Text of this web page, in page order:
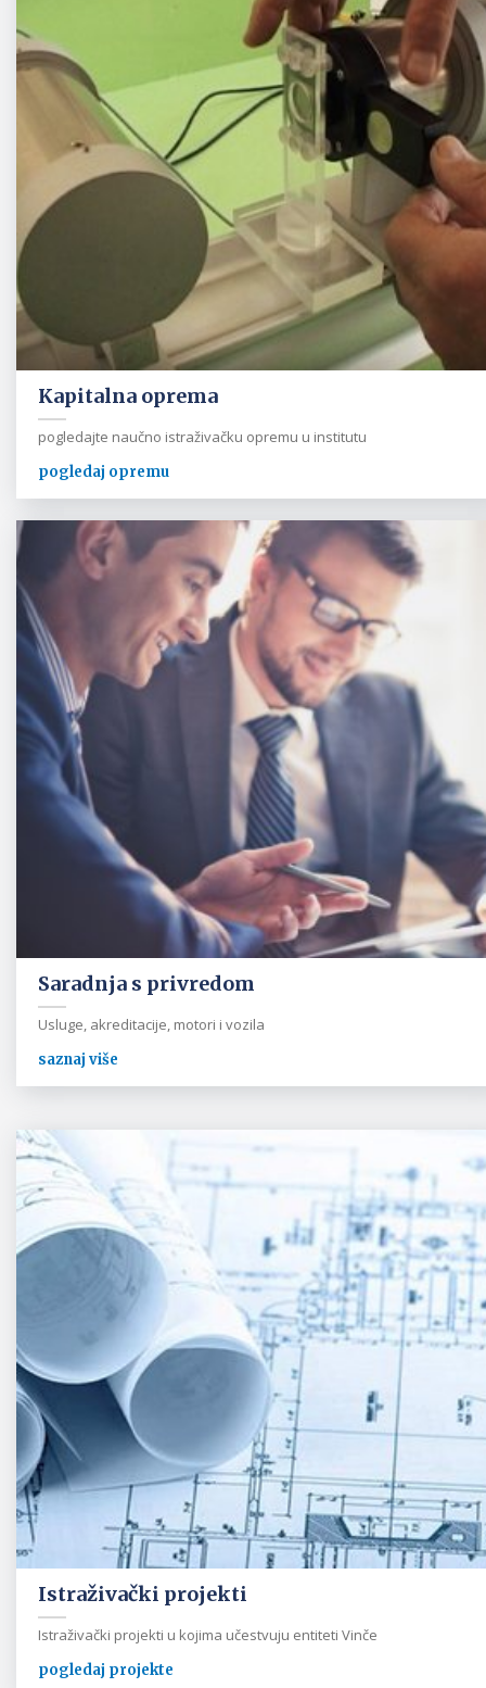
Kapitalna oprema
pogledajte naučno istraživačku opremu u institutu
pogledaj opremu
Saradnja s privredom
Usluge, akreditacije, motori i vozila
saznaj više
Istraživački projekti
Istraživački projekti u kojima učestvuju entiteti Vinče
pogledaj projekte